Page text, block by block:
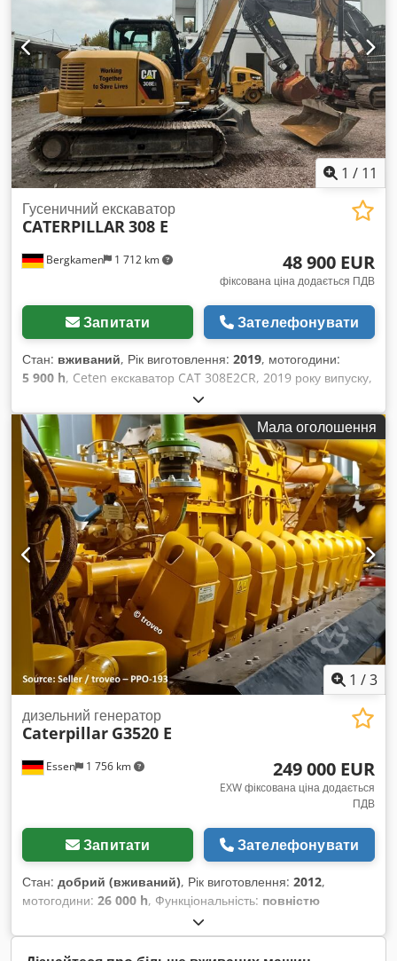
1 / 11
Bergkamen 1 712 km
Гусеничний екскаватор
CATERPILLAR308 E
48 900 EUR
фіксована ціна додається ПДВ
Запитати Зателефонувати
Стан: вживаний, Рік виготовлення: 2019, мотогодини:
5 900 h, Ceten екскаватор CAT 308E2CR, 2019 року випуску,
напрацювання близько 5900 годин. Дуже хороший стан.
Csdpfx Aboxnvlcoksrf
Мала оголошення
1 /3
Essen 1 756 km
дизельний генератор
Caterpillar G3520 E
249 000 EUR
EXW фіксована ціна додається
ПДВ
Запитати Зателефонувати
Стан: добрий (вживаний), Рік виготовлення: 2012,
мотогодини: 26 000 h, Функціональність: повністю
, тип пального:газ
(2 719,24 к.с.), номінальна (очевидна) потужність:2 527
кВА, тип охолодження:повітря, паливо: побутовий газ H